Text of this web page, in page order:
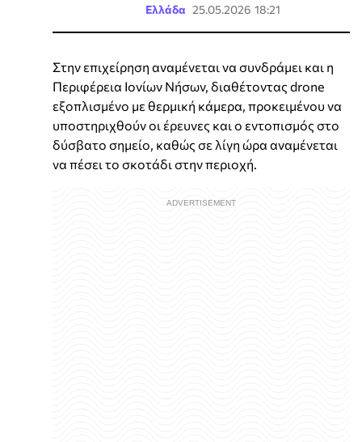
Ελλάδα 25.05.2026 18:21
Στην επιχείρηση αναμένεται να συνδράμει και η
Περιφέρεια Ιονίων Νήσων, διαθέτοντας drone
εξοπλισμένο με θερμική κάμερα, προκειμένου να
υποστηριχθούν οι έρευνες και ο εντοπισμός στο
δύσβατο σημείο, καθώς σε λίγη ώρα αναμένεται
να πέσει το σκοτάδι στην περιοχή.